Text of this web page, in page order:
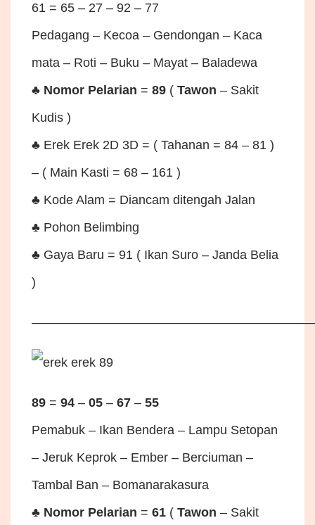
61 = 65 – 27 – 92 – 77
Pedagang – Kecoa – Gendongan – Kaca
mata – Roti – Buku – Mayat – Baladewa
♣ Nomor Pelarian = 89 ( Tawon – Sakit
Kudis )
♣ Erek Erek 2D 3D = ( Tahanan = 84 – 81 )
– ( Main Kasti = 68 – 161 )
♣ Kode Alam = Diancam ditengah Jalan
♣ Pohon Belimbing
♣ Gaya Baru = 91 ( Ikan Suro – Janda Belia
)
89 = 94 – 05 – 67 – 55
Pemabuk – Ikan Bendera – Lampu Setopan
– Jeruk Keprok – Ember – Berciuman –
Tambal Ban – Bomanarakasura
♣ Nomor Pelarian = 61 ( Tawon – Sakit